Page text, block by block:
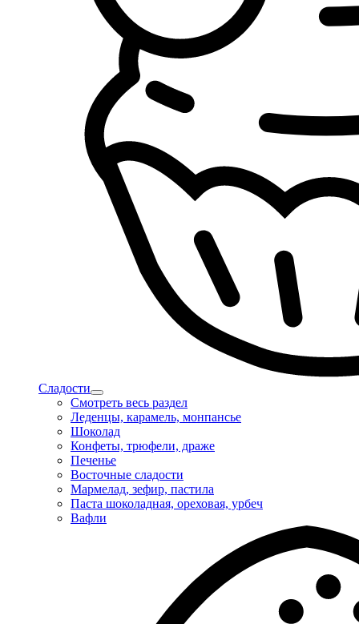
Сладости
Смотреть весь раздел
Леденцы, карамель, монпансье
Шоколад
Конфеты, трюфели, драже
Печенье
Восточные сладости
Мармелад, зефир, пастила
Паста шоколадная, ореховая, урбеч
Вафли